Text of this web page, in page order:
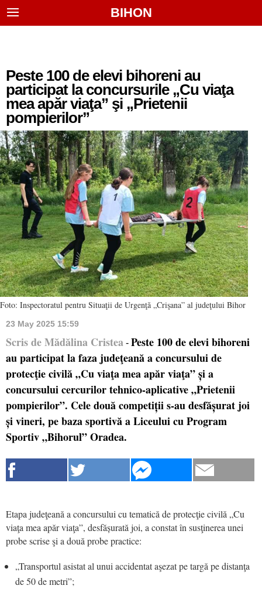
BIHON
Peste 100 de elevi bihoreni au
participat la concursurile „Cu viaţa
mea apăr viaţa” şi „Prietenii
pompierilor”
Foto: Inspectoratul pentru Situaţii de Urgenţă „Crişana” al judeţului Bihor
23 May 2025 15:59
Scris de Mădălina Cristea - Peste 100 de elevi bihoreni
au participat la faza judeţeană a concursului de
protecţie civilă „Cu viaţa mea apăr viaţa” și a
concursului cercurilor tehnico-aplicative „Prietenii
pompierilor”. Cele două competiții s-au desfășurat joi
și vineri, pe baza sportivă a Liceului cu Program
Sportiv „Bihorul” Oradea.
Etapa judeţeană a concursului cu tematică de protecţie civilă „Cu
viaţa mea apăr viaţa”, desfășurată joi, a constat în susţinerea unei
probe scrise şi a două probe practice:
„Transportul asistat al unui accidentat aşezat pe targă pe distanţa
de 50 de metri”;